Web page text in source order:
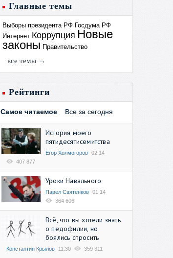
Главные темы
Выборы президента РФ Госдума РФ
Интернет Коррупция Новые
законы Правительство
все темы →
Рейтинги
Самое читаемое Все за сегодня
История моего
пятидесятисемитства
Егор Холмогоров 02:14
407 877
Уроки Навального
Павел Святенков 01:14
364 606
Всё, что вы хотели знать
о педофилии, но
боялись спросить
Константин Крылов 11:30 359 311